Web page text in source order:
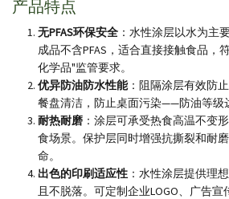
产品特点
无PFAS环保安全 ：水性涂层以水为主
成品不含PFAS，适合直接接触食品，
化学品"监管要求。
优异防油防水性能：阻隔涂层有效防
餐盘清洁，防止桌面污染——防油等级
耐热耐磨 ：涂层可承受热食高温不变
食场景。保护层同时增强抗撕裂和耐
命。
出色的印刷适应性 ：水性涂层提供理
且不脱落。可定制企业LOGO、广告